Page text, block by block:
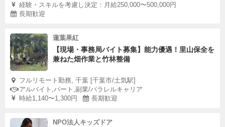
経験・スキルを考慮し決定：月給250,000〜500,000円
長期歓迎
蓮葉果紅
【現場・事務局バイト募集】能力優遇！里山保全を
兼ねた畑作業と竹林整備
フルリモート勤務, 千葉 [千葉市/土気駅]
アルバイト,パート,副業/パラレルキャリア
時給1,140〜1,300円
長期歓迎
NPO法人キッズドア